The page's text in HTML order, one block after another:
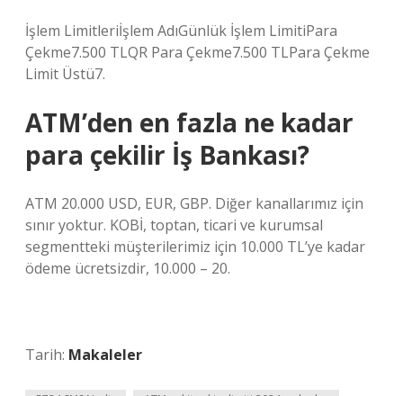
İşlem Limitleriİşlem AdıGünlük İşlem LimitiPara
Çekme7.500 TLQR Para Çekme7.500 TLPara Çekme
Limit Üstü7.
ATM’den en fazla ne kadar
para çekilir İş Bankası?
ATM 20.000 USD, EUR, GBP. Diğer kanallarımız için
sınır yoktur. KOBİ, toptan, ticari ve kurumsal
segmentteki müşterilerimiz için 10.000 TL’ye kadar
ödeme ücretsizdir, 10.000 – 20.
Tarih: Makaleler